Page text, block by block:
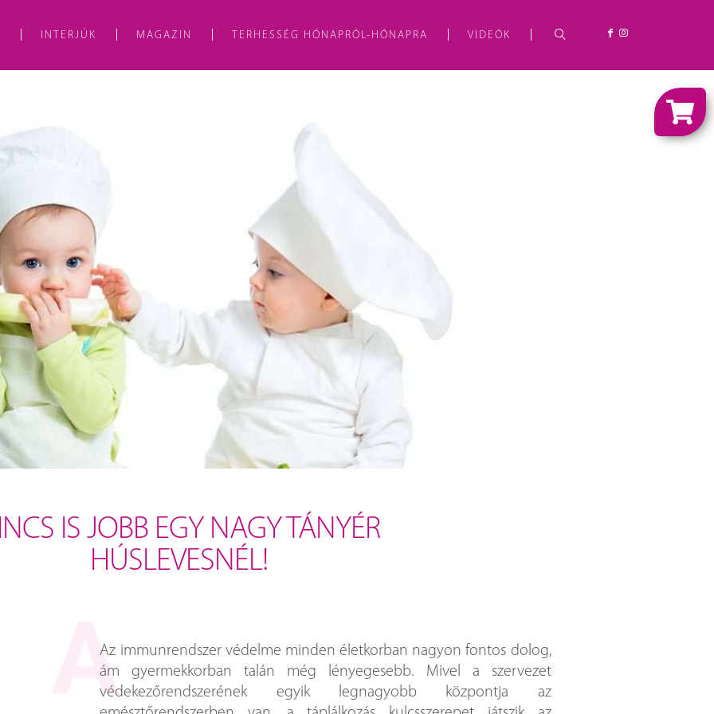
INTERJÚK MAGAZIN TERHESSÉG HÓNAPRÓL-HÓNAPRA VIDEÓK
IS JOBB EGY NAGY TÁNYÉR
HÚSLEVESNÉL!
Az immunrendszer védelme minden életkorban nagyon fontos dolog,
ám gyermekkorban talán még lényegesebb. Mivel a szervezet
védekezőrendszerének egyik legnagyobb központja az